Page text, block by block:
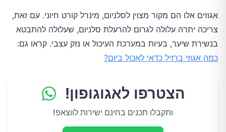
אגוזים אלו הם מקור מצוין לסלניום, מינרל קורט חיוני. עם זאת,
צריכה יתרה עלולה לגרום להרעלת סלניום, שעלולה להתבטא
בנשירת שיער, בעיות במערכת העיכול או נזק עצבי. קראו גם:
כמה אגוזי ברזיל כדאי לאכול ביום?
הצטרפו לאגוגופון!
ותקבלו תכנים בחינם ישירות לווצאפ!